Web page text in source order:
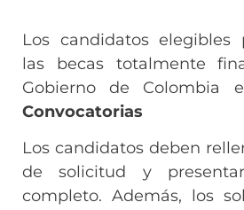
Los candidatos elegibles
las becas totalmente
Gobierno de Colombia
Convocatorias
Los candidatos deben
de solicitud y
completo. Además, los